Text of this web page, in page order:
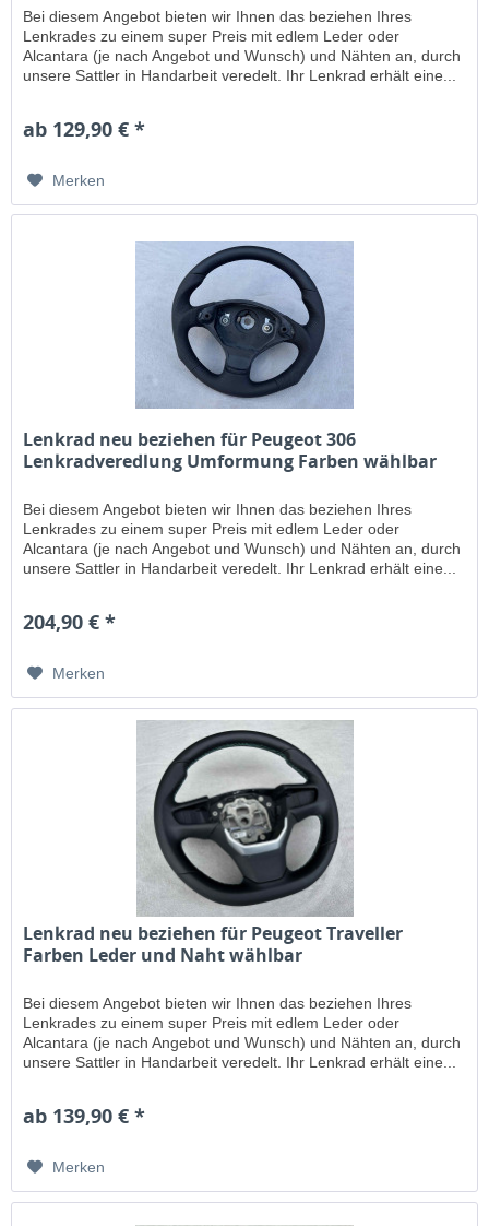
Bei diesem Angebot bieten wir Ihnen das beziehen Ihres
Lenkrades zu einem super Preis mit edlem Leder oder
Alcantara (je nach Angebot und Wunsch) und Nähten an, durch
unsere Sattler in Handarbeit veredelt. Ihr Lenkrad erhält eine...
ab 129,90 € *
Merken
Lenkrad neu beziehen für Peugeot 306
Lenkradveredlung Umformung Farben wählbar
Bei diesem Angebot bieten wir Ihnen das beziehen Ihres
Lenkrades zu einem super Preis mit edlem Leder oder
Alcantara (je nach Angebot und Wunsch) und Nähten an, durch
unsere Sattler in Handarbeit veredelt. Ihr Lenkrad erhält eine...
204,90 € *
Merken
Lenkrad neu beziehen für Peugeot Traveller
Farben Leder und Naht wählbar
Bei diesem Angebot bieten wir Ihnen das beziehen Ihres
Lenkrades zu einem super Preis mit edlem Leder oder
Alcantara (je nach Angebot und Wunsch) und Nähten an, durch
unsere Sattler in Handarbeit veredelt. Ihr Lenkrad erhält eine...
ab 139,90 € *
Merken